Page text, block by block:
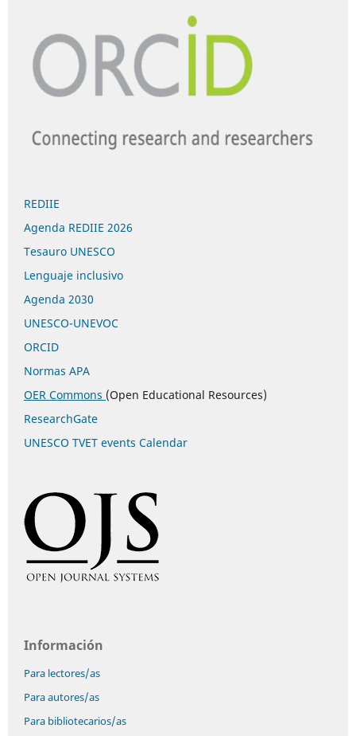
REDIIE
Agenda REDIIE 2026
Tesauro UNESCO
Lenguaje inclusivo
Agenda 2030
UNESCO-UNEVOC
ORCID
Normas APA
OER Commons (Open Educational Resources)
ResearchGate
UNESCO TVET events Calendar
Información
Para lectores/as
Para autores/as
Para bibliotecarios/as